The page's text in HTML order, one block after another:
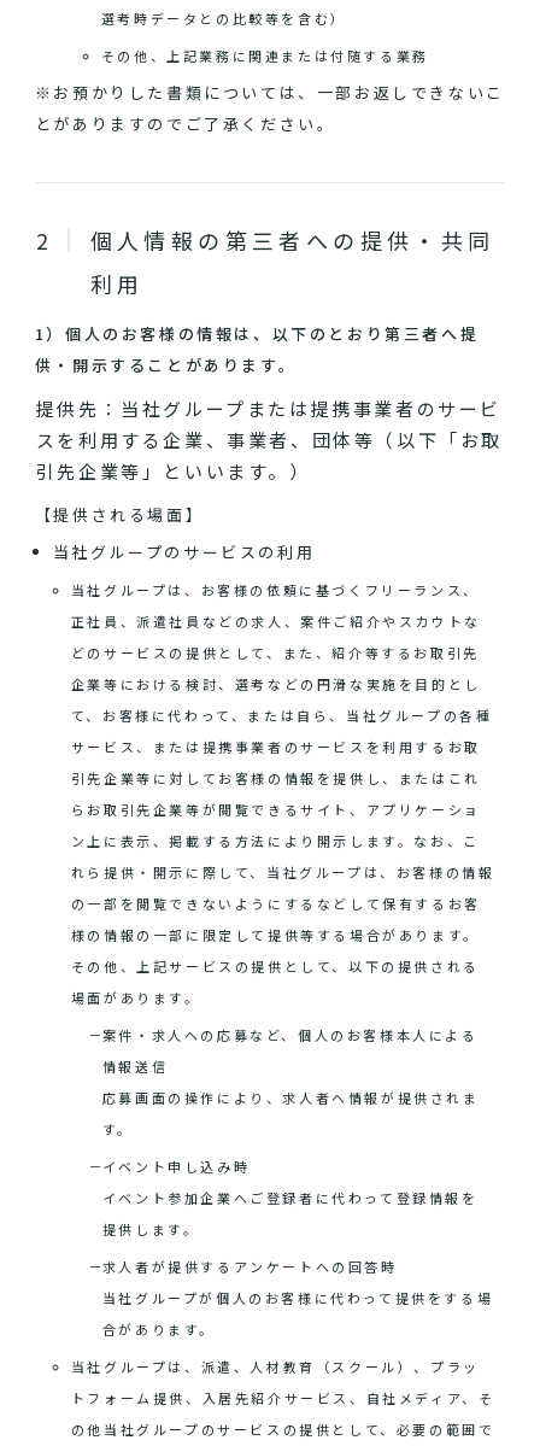
選考時データとの比較等を含む）
その他、上記業務に関連または付随する業務
※お預かりした書類については、一部お返しできないこ
とがありますのでご了承ください。
個人情報の第三者への提供・共同
利用
1）個人のお客様の情報は、以下のとおり第三者へ提
供・開示することがあります。
提供先：当社グループまたは提携事業者のサービ
スを利用する企業、事業者、団体等（以下「お取
引先企業等」といいます。）
【提供される場面】
当社グループのサービスの利用
当社グループは、お客様の依頼に基づくフリーランス、
正社員、派遣社員などの求人、案件ご紹介やスカウトな
どのサービスの提供として、また、紹介等するお取引先
企業等における検討、選考などの円滑な実施を目的とし
て、お客様に代わって、または自ら、当社グループの各種
サービス、または提携事業者のサービスを利用するお取
引先企業等に対してお客様の情報を提供し、またはこれ
らお取引先企業等が閲覧できるサイト、アプリケーショ
ン上に表示、掲載する方法により開示します。なお、こ
れら提供・開示に際して、当社グループは、お客様の情報
の一部を閲覧できないようにするなどして保有するお客
様の情報の一部に限定して提供等する場合があります。
その他、上記サービスの提供として、以下の提供される
場面があります。
案件・求人への応募など、個人のお客様本人による
情報送信
応募画面の操作により、求人者へ情報が提供されま
す。
イベント申し込み時
イベント参加企業へご登録者に代わって登録情報を
提供します。
求人者が提供するアンケートへの回答時
当社グループが個人のお客様に代わって提供をする場
合があります。
当社グループは、派遣、人材教育（スクール）、プラッ
トフォーム提供、入居先紹介サービス、自社メディア、そ
の他当社グループのサービスの提供として、必要の範囲で